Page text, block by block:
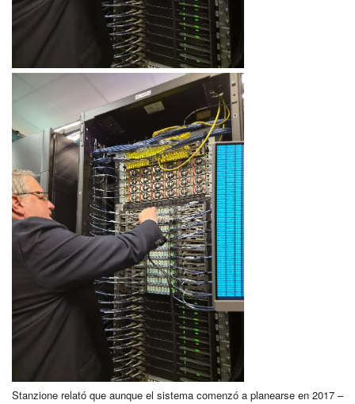
Stanzione relató que aunque el sistema comenzó a planearse en 2017 –